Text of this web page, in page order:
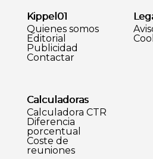
Kippel01
Quienes somos
Editorial
Publicidad
Contactar
Calculadoras
Calculadora CTR
Diferencia
porcentual
Coste de
reuniones